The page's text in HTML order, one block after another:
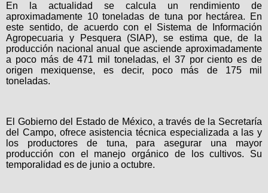
En la actualidad se calcula un rendimiento de
aproximadamente 10 toneladas de tuna por hectárea. En
este sentido, de acuerdo con el Sistema de Información
Agropecuaria y Pesquera (SIAP), se estima que, de la
producción nacional anual que asciende aproximadamente
a poco más de 471 mil toneladas, el 37 por ciento es de
origen mexiquense, es decir, poco más de 175 mil
toneladas.
El Gobierno del Estado de México, a través de la Secretaría
del Campo, ofrece asistencia técnica especializada a las y
los productores de tuna, para asegurar una mayor
producción con el manejo orgánico de los cultivos. Su
temporalidad es de junio a octubre.